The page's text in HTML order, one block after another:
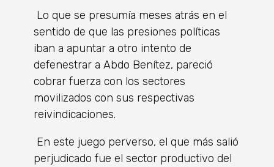
Lo que se presumía meses atrás en el
sentido de que las presiones políticas
iban a apuntar a otro intento de
defenestrar a Abdo Benítez, pareció
cobrar fuerza con los sectores
movilizados con sus respectivas
reivindicaciones.
En este juego perverso, el que más salió
perjudicado fue el sector productivo del